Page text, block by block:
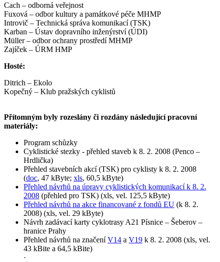
Cach – odborná veřejnost
Fuxová – odbor kultury a památkové péče MHMP
Introvič – Technická správa komunikací (TSK)
Karban – Ústav dopravního inženýrství (ÚDI)
Müller – odbor ochrany prostředí MHMP
Zajíček – ÚRM HMP
Hosté:
Ditrich – Ekolo
Kopečný – Klub pražských cyklistů
Přítomným byly rozeslány či rozdány následující pracovní
materiály:
Program schůzky
Cyklistické stezky - přehled staveb k 8. 2. 2008 (Penco –
Hrdlička)
Přehled stavebních akcí (TSK) pro cyklisty k 8. 2. 2008
(doc, 47 kByte; xls, 60,5 kByte)
Přehled návrhů na úpravy cyklistických komunikací k 8. 2.
2008 (přehled pro TSK) (xls, vel. 125,5 kByte)
Přehled návrhů na akce financované z fondů EU (k 8. 2.
2008) (xls, vel. 29 kByte)
Návrh zadávací karty cyklotrasy A21 Písnice – Šeberov –
hranice Prahy
Přehled návrhů na značeníV14 a V19 k 8. 2. 2008 (xls, vel.
43 kBite a 64,5 kBite)
·